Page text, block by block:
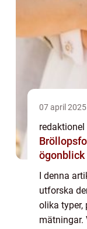
07 april 2025
redaktionel
ögonblick
I denna
utforska
olika typer,
mätningar.